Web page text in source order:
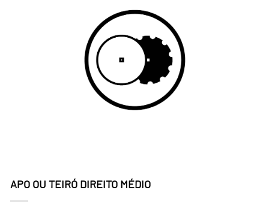
APO OU TEIRÓ DIREITO MÉDIO